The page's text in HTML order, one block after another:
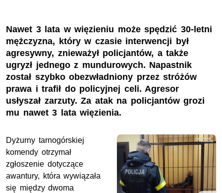
Nawet 3 lata w więzieniu może spędzić 30-letni
mężczyzna, który w czasie interwencji był
agresywny, znieważył policjantów, a także
ugryzł jednego z mundurowych. Napastnik
został szybko obezwładniony przez stróżów
prawa i trafił do policyjnej celi. Agresor
usłyszał zarzuty. Za atak na policjantów grozi
mu nawet 3 lata więzienia.
Dyżurny tarnogórskiej
komendy otrzymał
zgłoszenie dotyczące
awantury, która wywiązała
się między dwoma